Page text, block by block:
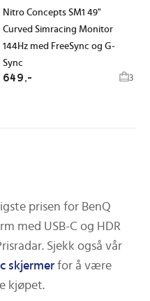
Nitro Concepts SM1 49"
Curved Simracing Monitor
144Hz med FreeSync og G-
Sync
649,- 3
prisen for BenQ
med USB-C og HDR
Sjekk også vår
skjermer for å være
kjøpet.